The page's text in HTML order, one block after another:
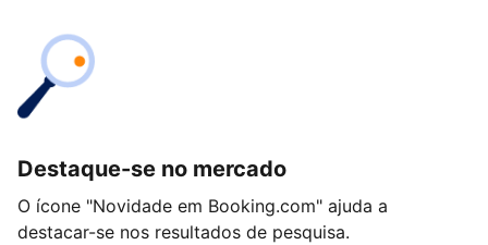
Destaque-se no mercado
O ícone "Novidade em Booking.com" ajuda a
destacar-se nos resultados de pesquisa.